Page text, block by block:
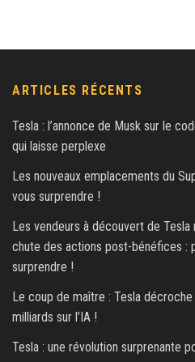
ARTICLES RÉCENTS
Tesla : l’annonce de Musk sur le
qui laisse perplexe
Les nouveaux emplacements du
vous surprendre !
Les vendeurs à découvert de
chute des actions post-bénéfices :
surprendre !
Le coup de maître : Tesla
milliards sur l’IA !
Tesla : une révolution surprenante